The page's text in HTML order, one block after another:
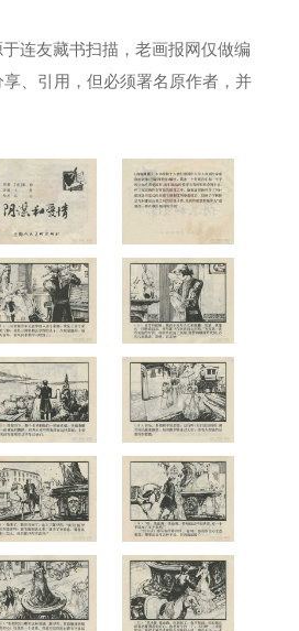
连友藏书扫描，老画报网仅做编
、引用，但必须署名原作者，并